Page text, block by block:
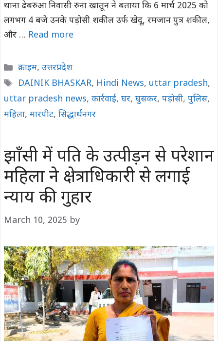
थाना ढेबरुआ निवासी रुना खातून ने बताया कि 6 मार्च 2025 को
लगभग 4 बजे उनके पड़ोसी शकील उर्फ खेदू, रमजान पुत्र शकील,
और … Read more
Categories
क्राइम, उत्तरप्रदेश
Tags
DAINIK BHASKAR, Hindi News, uttar pradesh,
uttar pradesh news, कार्रवाई, घर, घुसकर, पड़ोसी, पुलिस,
महिला, मारपीट, सिद्धार्थनगर
झाँसी में पति के उत्पीड़न से परेशान
महिला ने क्षेत्राधिकारी से लगाई
न्याय की गुहार
March 10, 2025 by